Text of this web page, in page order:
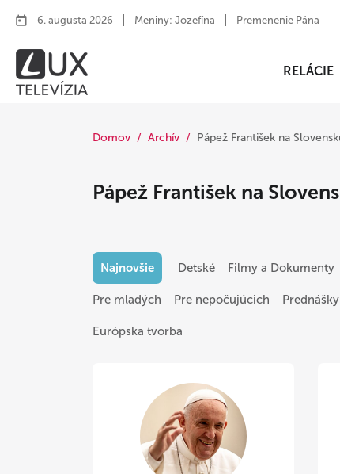
6. augusta 2026 Meniny: Jozefína Premenenie Pána
RELÁCIE
Domov Archív Pápež František na
Pápež František na
Najnovšie Detské Filmy a Dokumenty
Pre mladých Pre nepočujúcich Prednášky
Európska tvorba